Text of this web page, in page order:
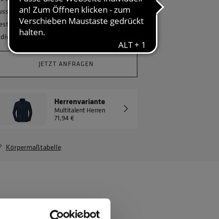
und benötigen eine größere
Gerne erstellen wir Ihnen ein
Angebot.
JETZT ANFRAGEN
Herrenvariante
Multitalent Herren
71,94 €
Körpermaßtabelle